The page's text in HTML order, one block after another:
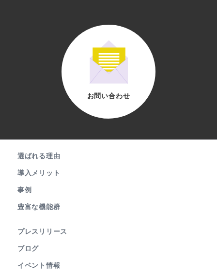
お問い合わせ
選ばれる理由
導入メリット
事例
豊富な機能群
プレスリリース
ブログ
イベント情報